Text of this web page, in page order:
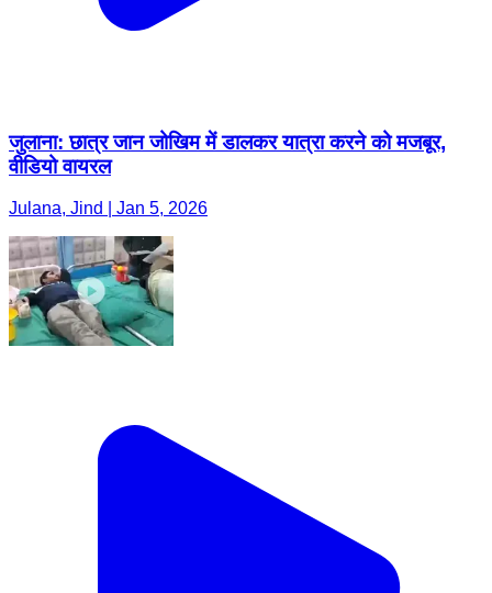
जुलाना: छात्र जान जोखिम में डालकर यात्रा करने को मजबूर,
वीडियो वायरल
Julana, Jind | Jan 5, 2026